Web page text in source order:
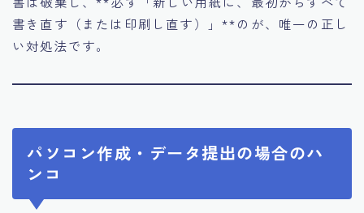
書き直す（または印刷し直す）」**のが、唯一の正し
い対処法です。
パソコン作成・データ提出の場合のハ
ンコ